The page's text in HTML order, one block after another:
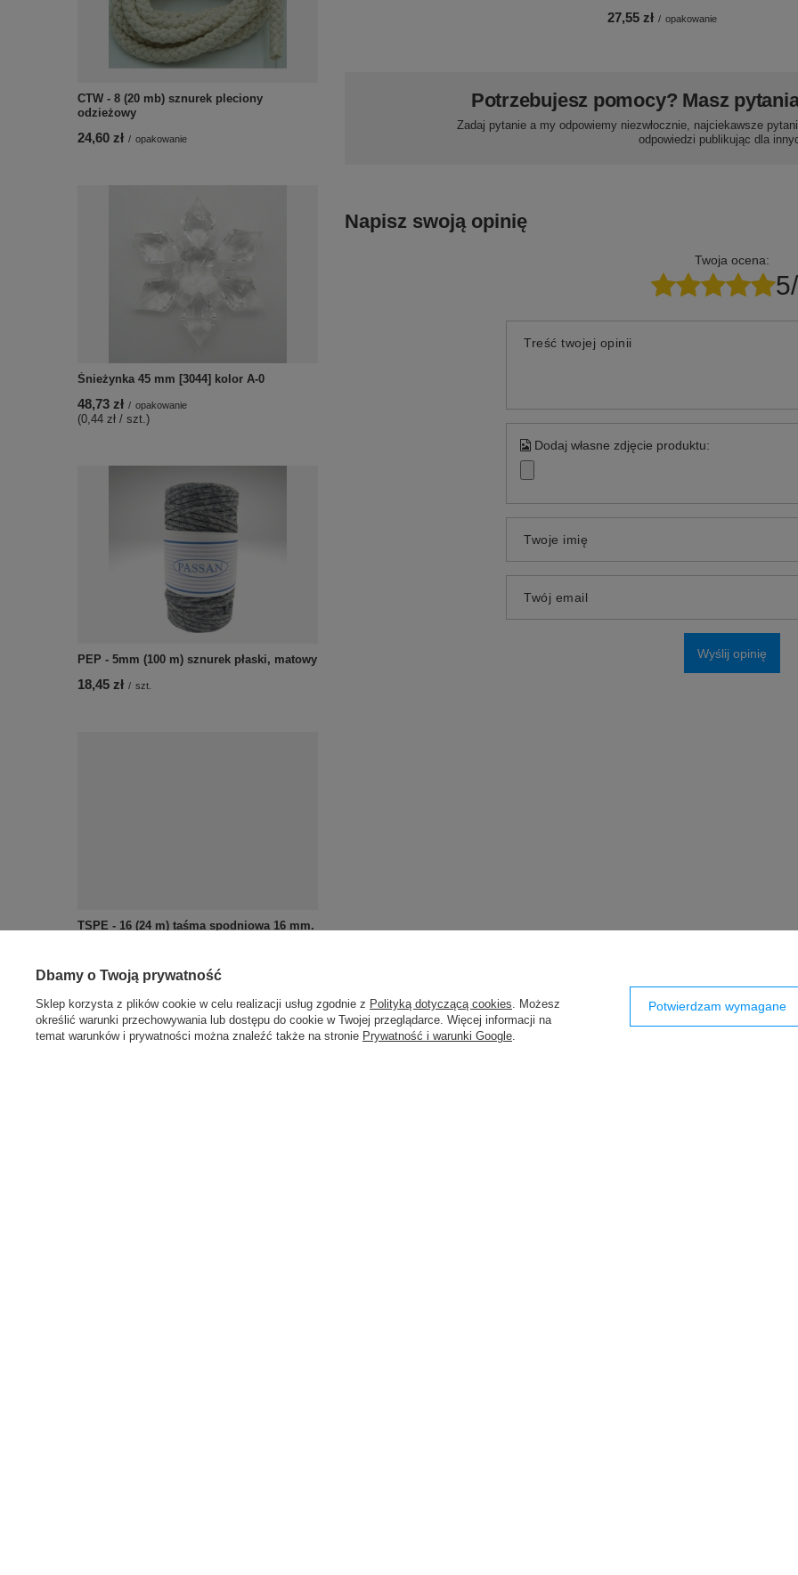
CTW - 8 (20 mb) sznurek pleciony
odzieżowy
24,60 zł / opakowanie
Śnieżynka 45 mm [3044] kolor A-0
48,73 zł / opakowanie
(0,44 zł / szt.)
PEP - 5mm (100 m) sznurek płaski, matowy
18,45 zł / szt.
TSPE - 16 (24 m) taśma spodniowa 16 mm.
27,55 zł / opakowanie
Potrzebujesz pomocy? Masz
Zadaj pytanie a my odpowiemy niezwłocznie, najciekawsze
odpowiedzi publikując dla
Napisz swoją opinię
Twoja ocena:
Treść twojej opinii
Dodaj własne zdjęcie produktu:
Twoje imię
Twój email
Wyślij opinię
Dbamy o Twoją prywatność
Sklep korzysta z plików cookie w celu realizacji usług zgodnie z Polityką dotyczącą cookies . Możesz
określić warunki przechowywania lub dostępu do cookie w Twojej przeglądarce. Więcej informacji na
temat warunków i prywatności można znaleźć także na stronie Prywatność i warunki Google
Potwierdzam wymagane